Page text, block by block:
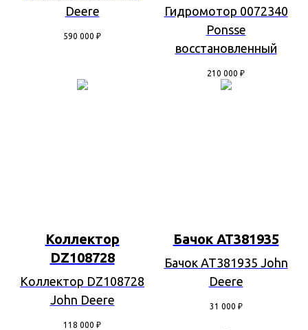
Deere
590 000 ₽
Гидромотор 0072340
Ponsse
восстановленный
210 000 ₽
Коллектор
DZ108728
Коллектор DZ108728
John Deere
118 000 ₽
Бачок AT381935
Бачок AT381935 John
Deere
31 000 ₽